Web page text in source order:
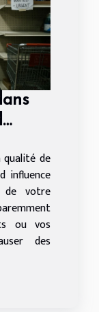
qualité de
influence
de votre
ou vos
des